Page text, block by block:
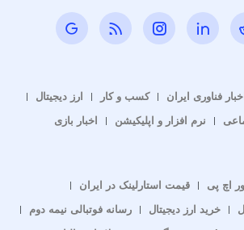
اخبار فناوری ایران کسب و کار
ارز دیجیتال
نرم افزار و اپلیکیشن اخبار بازی
اچ پی
قیمت استارلینک در ایران
خرید ارز دیجیتال
رسانه فوتبالی نیمه دوم